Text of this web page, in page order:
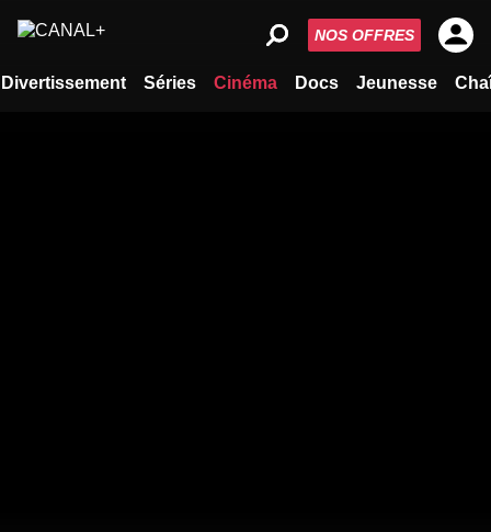
Divertissement Séries Cinéma Docs Jeunesse
NOS OFFRES